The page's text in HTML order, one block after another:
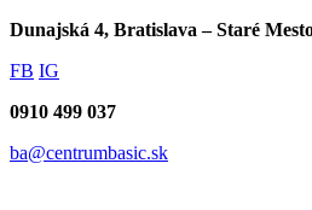
Dunajská 4, Bratislava – Staré
FB IG
0910 499 037
ba@centrumbasic.sk